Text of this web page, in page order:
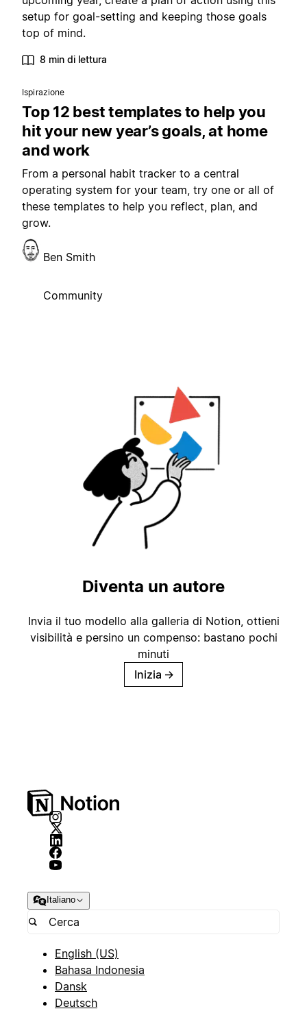
setup for goal-setting and keeping those goals
top of mind.
8 min di lettura
Ispirazione
Top 12 best templates to help you
hit your new year’s goals, at home
and work
From a personal habit tracker to a central
operating system for your team, try one or all of
these templates to help you reflect, plan, and
grow.
Ben Smith
Community
Diventa un autore
Invia il tuo modello alla galleria di Notion, ottieni
visibilità e persino un compenso: bastano pochi
minuti
Inizia →
Italiano
English (US)
Bahasa Indonesia
Dansk
Deutsch